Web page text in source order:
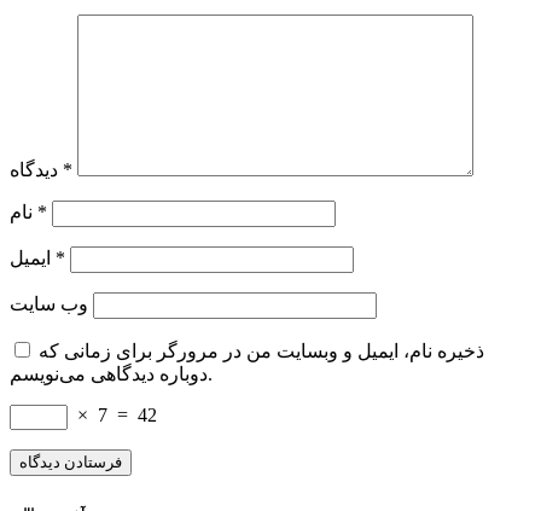
*
*
*
وب‌ سایت
ذخیره نام، ایمیل و وبسایت من در مرورگر برای زمانی که
دوباره دیدگاهی می‌نویسم.
× 7 = 42